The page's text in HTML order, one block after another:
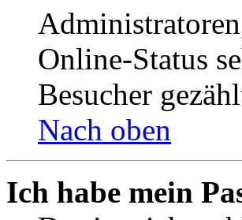
Online-Status
Besucher
Nach oben
Ich habe mein